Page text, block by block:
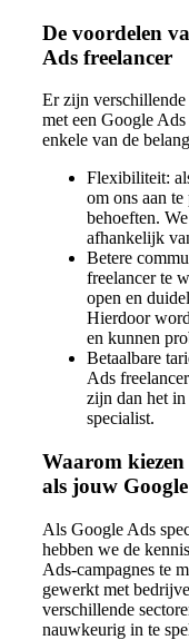
De voordelen
Ads freelancer
Er zijn
met een Google
enkele van de
Flexibiliteit:
om ons aan
behoeften.
afhankelijk
Betere
freelancer te
open en
Hierdoor
en kunnen
Betaalbare
Ads
zijn dan het
specialist.
Waarom
als jouw
Als Google Ads
hebben we de
Ads-campagnes te
gewerkt met
verschillende
nauwkeurig in te